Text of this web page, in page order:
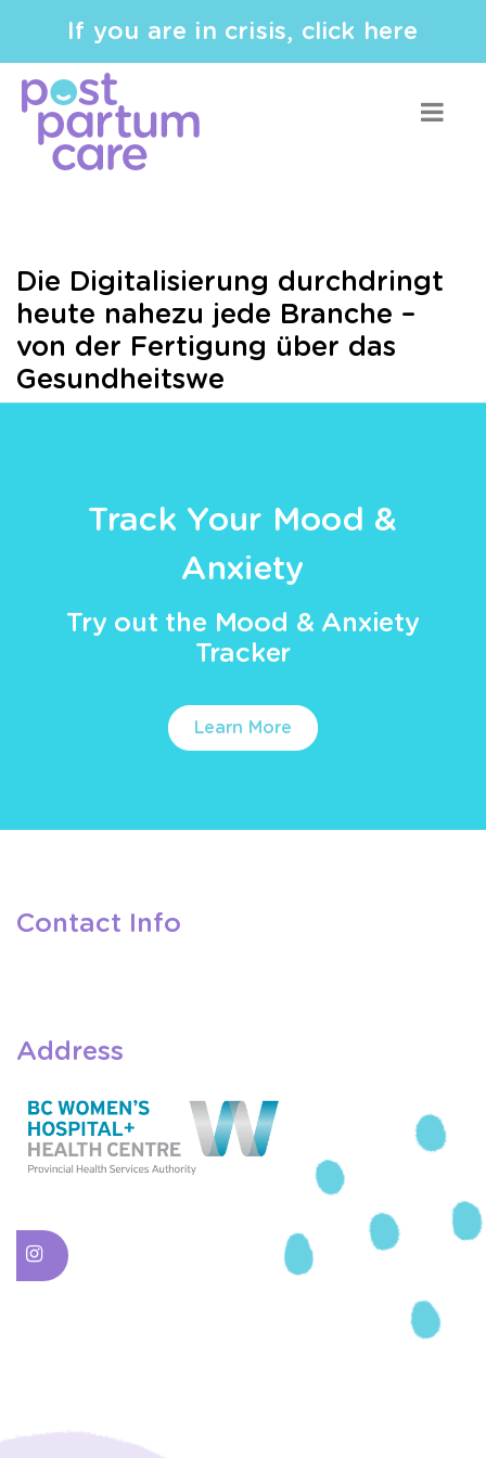
If you are in crisis, click here
Die Digitalisierung durchdringt
heute nahezu jede Branche –
von der Fertigung über das
Gesundheitswe
Track Your Mood &
Anxiety
Try out the Mood & Anxiety
Tracker
Learn More
Contact Info
Address